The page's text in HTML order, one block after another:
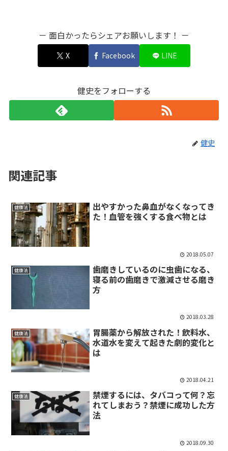
－ 面白かったらシェアお願いします！ －
X Facebook LINE
健史をフォローする
健史
関連記事
健康法
出やすかった鼻血がなくなってき
た！血管を強くする食べ物とは
2018.05.07
健康法
歯磨きしているのに虫歯になる、
寝る前の歯磨きで激減させる磨き
方
2018.03.28
健康法
胃腸薬から解放された！飲料水、
水道水を変えて起きた劇的変化と
は
2018.04.21
健康法
禁煙するには、タバコって何？忘
れてしまおう？禁煙に成功した方
法
2018.09.30